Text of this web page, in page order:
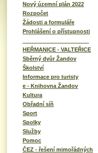
Nový územní plán 2022
Rozpočet
Žádosti a formuláře
Prohlášení o přístupnosti
HEŘMANICE - VALTEŘICE
Sběrný dvůr Žandov
Školství
Informace pro turisty
e - Knihovna Žandov
Kultura
Obřadní síň
Sport
Spolky
Služby
Pomoc
ČEZ - řešení mimořádných